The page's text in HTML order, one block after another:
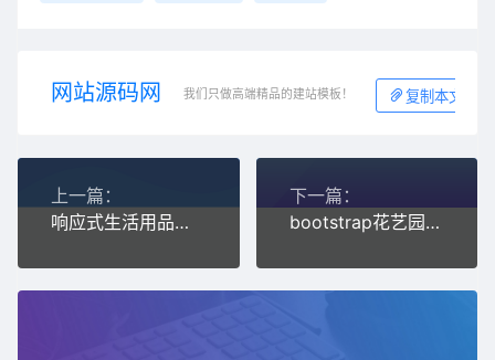
网站源码网 我们只做高端精品的建站模板！ 复制本文链接
上一篇：
响应式生活用品展示销售商城模板
下一篇：
bootstrap花艺园艺鲜花苗木培育公司html5模板